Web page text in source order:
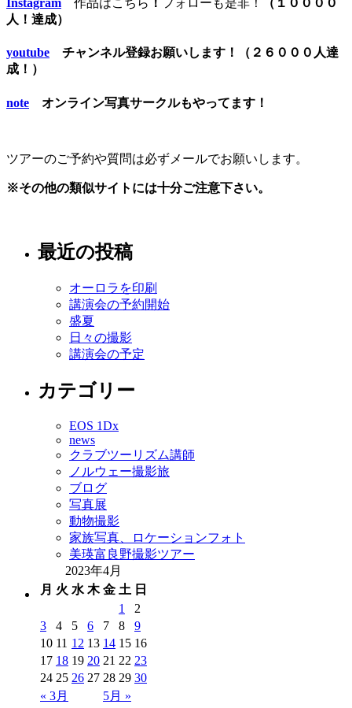
Instagram 作品はこちら ！ フォローも是非！
（１００００
人！達成）
youtube チャンネル登録お願いします！（２６０００人達
成！）
note オンライン写真サークルもやってます！
ツアーのご予約や質問は必ずメールでお願いします。
※その他の類似サイトには十分ご注意下さい。
最近の投稿
オーロラを印刷
講演会の予約開始
盛夏
日々の撮影
講演会の予定
カテゴリー
EOS 1Dx
news
クラブツーリズム講師
ノルウェー撮影旅
ブログ
写真展
動物撮影
家族写真、ロケーションフォト
美瑛富良野撮影ツアー
2023年4月
月 火 水 木 金 土 日
« 3月 5月 »
1
2
3
4 5 6 7 8
9
10 11 12 13 14 15 16
17 18 19 20 21 22 23
24 25 26 27 28 29 30